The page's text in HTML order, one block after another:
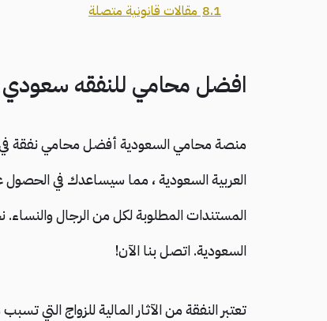
8.1 مقالات قانونية متصلة
افضل محامي للنفقه سعودي
منصة محامي السعودية أفضل محامي نفقة في
العربية السعودية ، مما سيساعدك في
المستندات المطلوبة لكل من الرجال والنساء.
السعودية. اتصل بنا الآن!
تعتبر النفقة من الآثار المالية للزواج التي